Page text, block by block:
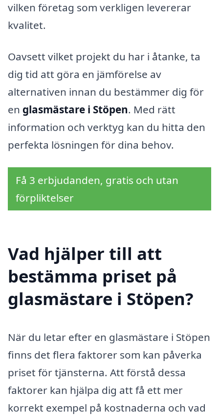
vilken företag som verkligen levererar
kvalitet.
Oavsett vilket projekt du har i åtanke, ta
dig tid att göra en jämförelse av
alternativen innan du bestämmer dig för
en glasmästare i Stöpen. Med rätt
information och verktyg kan du hitta den
perfekta lösningen för dina behov.
Få 3 erbjudanden, gratis och utan
förpliktelser
Vad hjälper till att
bestämma priset på
glasmästare i Stöpen?
När du letar efter en glasmästare i Stöpen
finns det flera faktorer som kan påverka
priset för tjänsterna. Att förstå dessa
faktorer kan hjälpa dig att få ett mer
korrekt exempel på kostnaderna och vad